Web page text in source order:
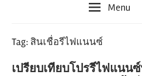
Menu
Tag: สินเชื่อรีไฟแนนซ์
เปรียบเทียบโปรรีไฟแนนซ์